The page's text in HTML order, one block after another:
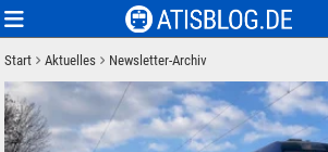
Start Aktuelles Newsletter-Archiv